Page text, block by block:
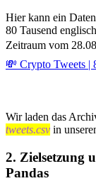
Hier kann ein
80 Tausend
Zeitraum vom
💸 Crypto Tweets
Wir laden das
tweets.csv in
2. Zielsetzung
Pandas